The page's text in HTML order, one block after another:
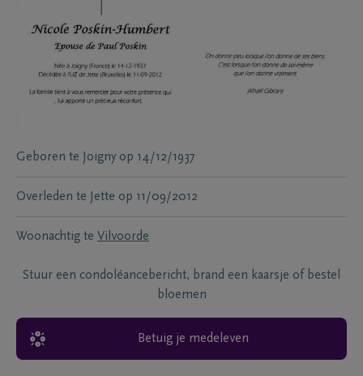
Geboren te Joigny op 14/12/1937
Overleden te Jette op 11/09/2012
Woonachtig te Vilvoorde
Stuur een condoléancebericht, brand een kaarsje of bestel
bloemen
Betuig je medeleven